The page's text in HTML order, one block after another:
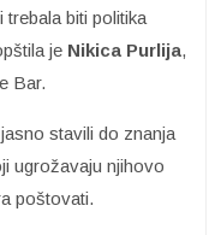
trebala biti politika
je Nikica Purlija,
Bar.
stavili do znanja
ugrožavaju njihovo
poštovati.